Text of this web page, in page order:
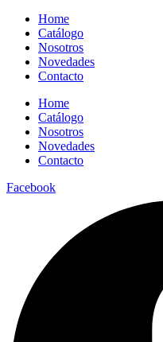
Home
Catálogo
Nosotros
Novedades
Contacto
Home
Catálogo
Nosotros
Novedades
Contacto
Facebook